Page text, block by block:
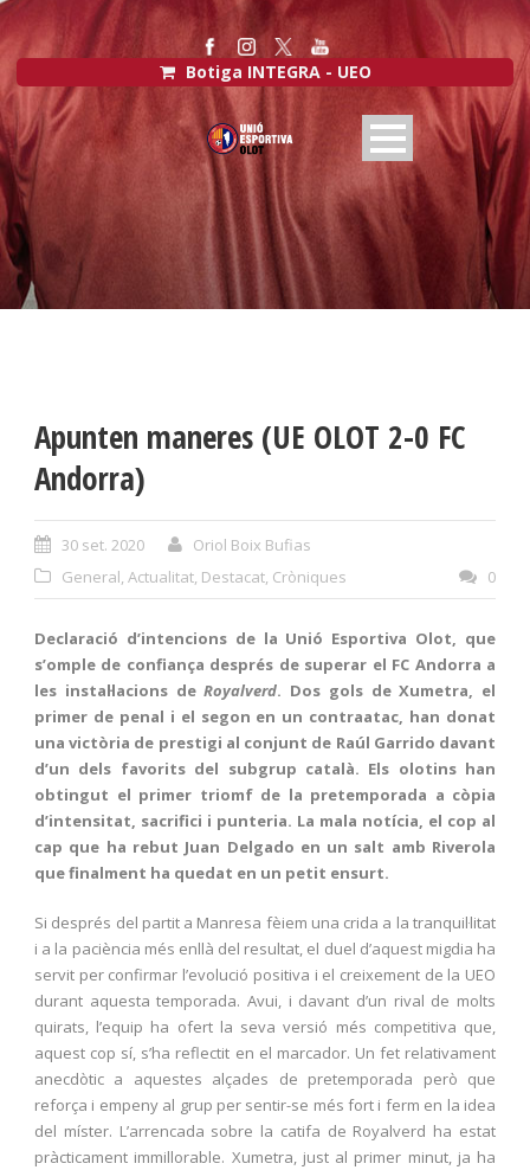
Botiga INTEGRA - UEO
Apunten maneres (UE OLOT 2-0 FC
Andorra)
30 set. 2020
Oriol Boix Bufias
General, Actualitat, Destacat, Cròniques 0
Declaració d’intencions de la Unió Esportiva Olot, que
s’omple de confiança després de superar el FC Andorra a
les instal·lacions deRoyalverd. Dos gols de Xumetra, el
primer de penal i el segon en un contraatac, han donat
una victòria de prestigi al conjunt de Raúl Garrido davant
d’un dels favorits del subgrup català. Els olotins han
obtingut el primer triomf de la pretemporada a còpia
d’intensitat, sacrifici i punteria. La mala notícia, el cop al
cap que ha rebut Juan Delgado en un salt amb Riverola
que finalment ha quedat en un petit ensurt.
Si després del partit a Manresa fèiem una crida a la tranquil·litat
i a la paciència més enllà del resultat, el duel d’aquest migdia ha
servit per confirmar l’evolució positiva i el creixement de la UEO
durant aquesta temporada. Avui, i davant d’un rival de molts
quirats, l’equip ha ofert la seva versió més competitiva que,
aquest cop sí, s’ha reflectit en el marcador. Un fet relativament
anecdòtic a aquestes alçades de pretemporada però que
reforça i empeny al grup per sentir-se més fort i ferm en la idea
del míster. L’arrencada sobre la catifa de Royalverd ha estat
pràcticament immillorable. Xumetra, just al primer minut, ja ha